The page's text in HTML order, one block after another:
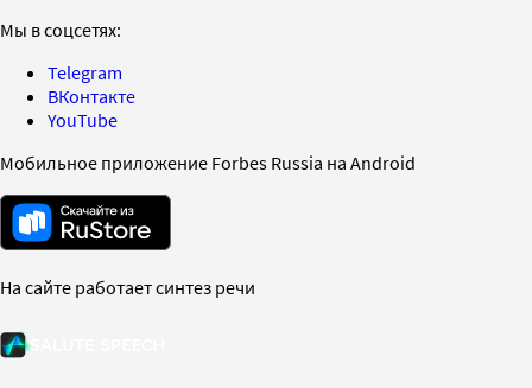
Мы в соцсетях:
Telegram
ВКонтакте
YouTube
Мобильное приложение Forbes Russia на Android
На сайте работает синтез речи